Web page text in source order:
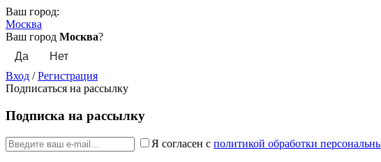
Ваш город:
Москва
Ваш город Москва?
Вход /Регистрация
Подписаться на рассылку
Подписка на рассылку
Я согласен с политикой обработки